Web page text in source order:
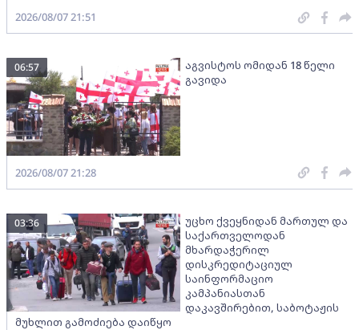
2026/08/07 21:51
აგვისტოს ომიდან 18 წელი
გავიდა
06:57
2026/08/07 21:28
უცხო ქვეყნიდან მართულ და
საქართველოდან
მხარდაჭერილ
დისკრედიტაციულ
საინფორმაციო
კამპანიასთან
დაკავშირებით, საბოტაჟის
მუხლით გამოძიება დაიწყო
03:36